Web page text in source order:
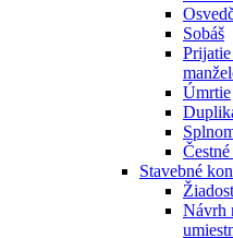
Sobáš
Úmrtie
Stavebné
Návrh